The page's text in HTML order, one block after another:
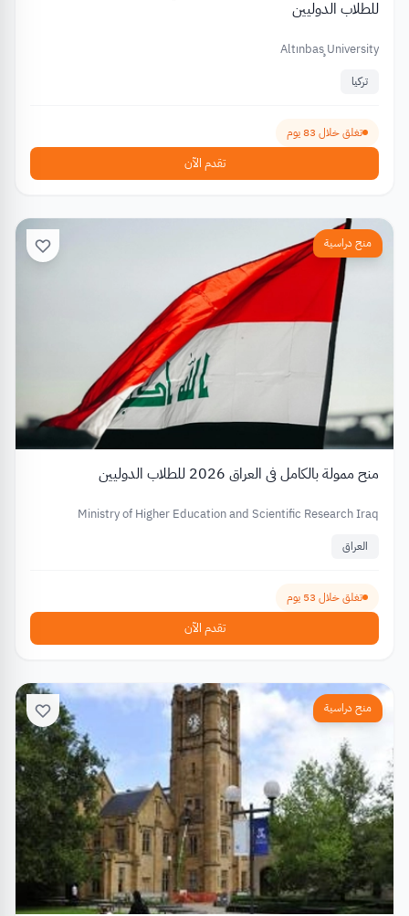
للطلاب الدوليين
Altınbaş University
تركيا
تغلق خلال 83 يوم
تقدم الآن
منح دراسية
منح ممولة بالكامل في العراق 2026 للطلاب الدوليين
Ministry of Higher Education and Scientific Research Iraq
العراق
تغلق خلال 53 يوم
تقدم الآن
منح دراسية